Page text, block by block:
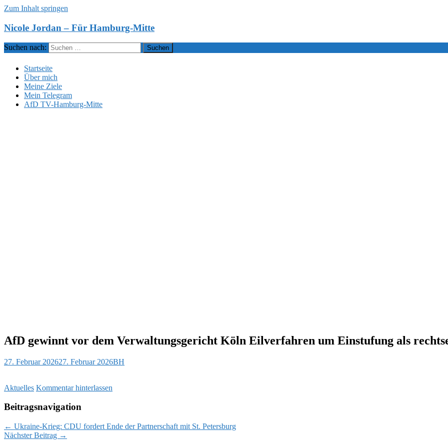
Zum Inhalt springen
Nicole Jordan – Für Hamburg-Mitte
Suchen nach:
Startseite
Über mich
Meine Ziele
Mein Telegram
AfD TV-Hamburg-Mitte
AfD gewinnt vor dem Verwaltungsgericht Köln Eilverfahren um Einstufung als
27. Februar 202627. Februar 2026BH
Aktuelles Kommentar hinterlassen
Beitragsnavigation
← Ukraine-Krieg: CDU fordert Ende der Partnerschaft mit St. Petersburg
Nächster Beitrag →